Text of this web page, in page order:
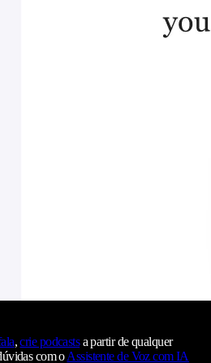
,crie podcastsa partir de qualquer
com oAssistente de Voz com IA